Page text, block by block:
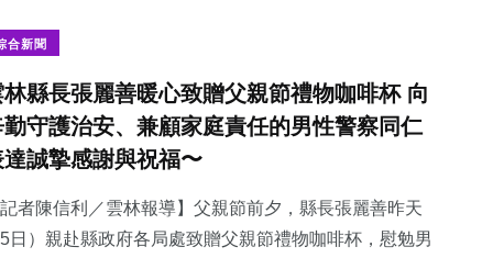
合新聞
林縣長張麗善暖心致贈父親節禮物咖啡杯 向
勤守護治安、兼顧家庭責任的男性警察同仁
達誠摯感謝與祝福〜
者陳信利／雲林報導】父親節前夕，縣長張麗善昨天
日）親赴縣政府各局處致贈父親節禮物咖啡杯，慰勉男
56+
宗教
138+ 197